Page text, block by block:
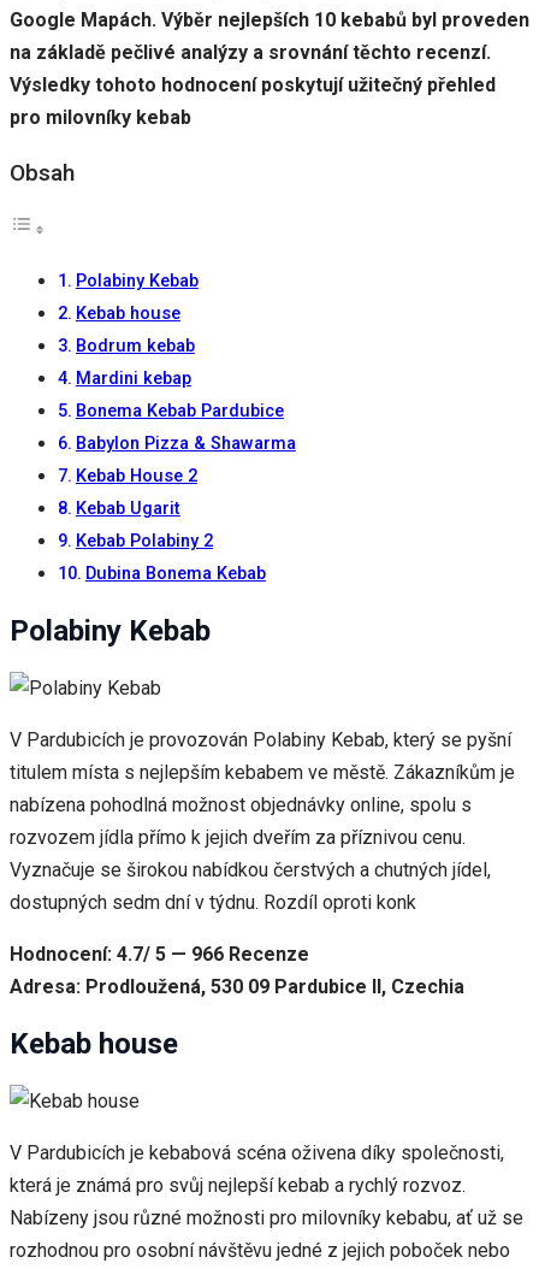
Google Mapách. Výběr nejlepších 10 kebabů byl proveden
na základě pečlivé analýzy a srovnání těchto recenzí.
Výsledky tohoto hodnocení poskytují užitečný přehled
pro milovníky kebab
Obsah
Polabiny Kebab
Kebab house
Bodrum kebab
Mardini kebap
Bonema Kebab Pardubice
Babylon Pizza & Shawarma
Kebab House 2
Kebab Ugarit
Kebab Polabiny 2
Dubina Bonema Kebab
Polabiny Kebab
V Pardubicích je provozován Polabiny Kebab, který se pyšní
titulem místa s nejlepším kebabem ve městě. Zákazníkům je
nabízena pohodlná možnost objednávky online, spolu s
rozvozem jídla přímo k jejich dveřím za příznivou cenu.
Vyznačuje se širokou nabídkou čerstvých a chutných jídel,
dostupných sedm dní v týdnu. Rozdíl oproti konk
Hodnocení: 4.7/ 5 — 966 Recenze
Adresa: Prodloužená, 530 09 Pardubice II, Czechia
Kebab house
V Pardubicích je kebabová scéna oživena díky společnosti,
která je známá pro svůj nejlepší kebab a rychlý rozvoz.
Nabízeny jsou různé možnosti pro milovníky kebabu, ať už se
rozhodnou pro osobní návštěvu jedné z jejich poboček nebo